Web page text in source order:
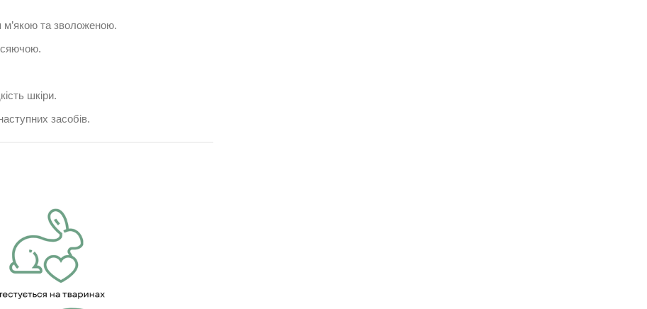
м’якою та зволоженою.
сяючою.
шкіри.
засобів.